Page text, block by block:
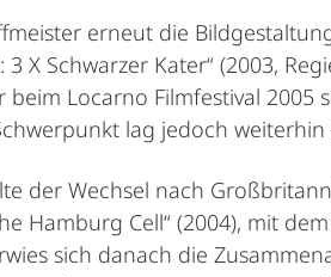
erneut die
X Schwarzer Kater“ (2003,
Locarno Filmfestival 2005
lag jedoch
der Wechsel nach
Hamburg Cell“ (2004), mit
sich danach die